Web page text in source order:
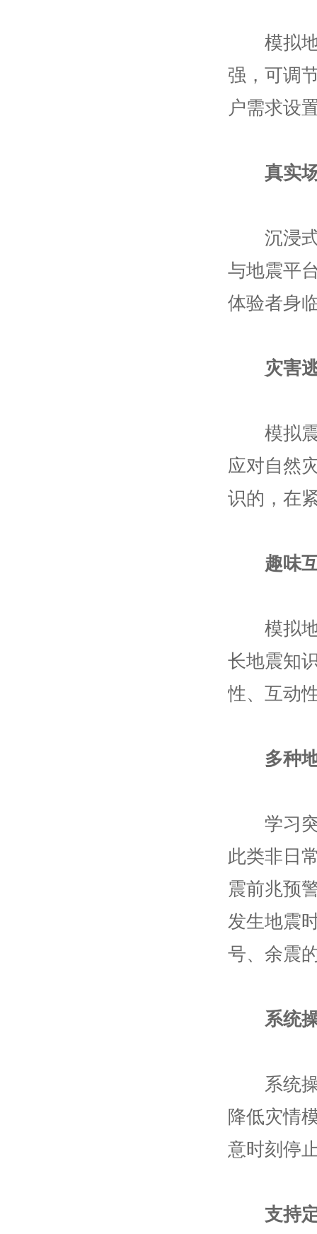
模拟地
强，可调
户需求设
真实
沉浸式
与地震平
体验者身
灾害
模拟震
应对自然
识的，在
趣味
模拟地
长地震知
性、互动
多种
学习突
此类非日
震前兆预
发生地震
号、余震
系统
系统操
降低灾情
意时刻停
支持